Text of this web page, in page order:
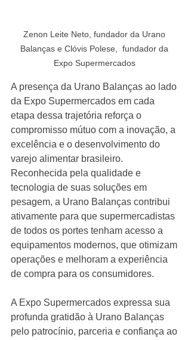
Zenon Leite Neto, fundador da Urano
Balanças e Clóvis Polese,  fundador da
Expo Supermercados
A presença da Urano Balanças ao lado
da Expo Supermercados em cada
etapa dessa trajetória reforça o
compromisso mútuo com a inovação, a
excelência e o desenvolvimento do
varejo alimentar brasileiro.
Reconhecida pela qualidade e
tecnologia de suas soluções em
pesagem, a Urano Balanças contribui
ativamente para que supermercadistas
de todos os portes tenham acesso a
equipamentos modernos, que otimizam
operações e melhoram a experiência
de compra para os consumidores.
A Expo Supermercados expressa sua
profunda gratidão à Urano Balanças
pelo patrocínio, parceria e confiança ao